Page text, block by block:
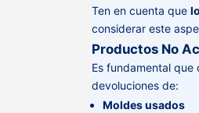
Ten en cuenta que
considerar este
Productos No
Es fundamental
devoluciones de:
Moldes usados